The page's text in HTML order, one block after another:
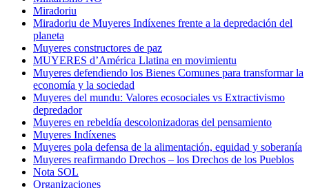
Miradoriu
Miradoriu de Muyeres Indíxenes frente a la depredación del
planeta
Muyeres constructores de paz
MUYERES d’América Llatina en movimientu
Muyeres defendiendo los Bienes Comunes para transformar la
economía y la sociedad
Muyeres del mundu: Valores ecosociales vs Extractivismo
depredador
Muyeres en rebeldía descolonizadoras del pensamiento
Muyeres Indíxenes
Muyeres pola defensa de la alimentación, equidad y soberanía
Muyeres reafirmando Drechos – los Drechos de los Pueblos
Nota SOL
Organizaciones